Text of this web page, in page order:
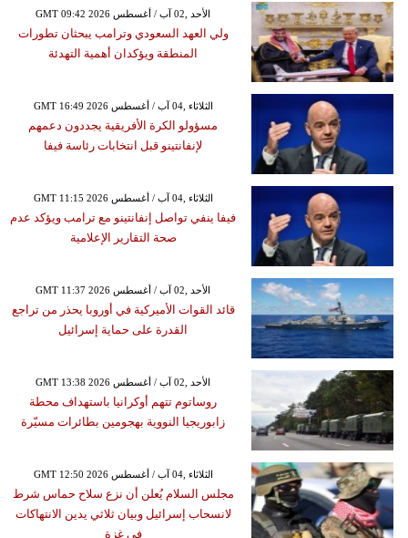
GMT 09:42 2026 الأحد ,02 آب / أغسطس
ولي العهد السعودي وترامب يبحثان تطورات
المنطقة ويؤكدان أهمية التهدئة
GMT 16:49 2026 الثلاثاء ,04 آب / أغسطس
مسؤولو الكرة الأفريقية يجددون دعمهم
لإنفانتينو قبل انتخابات رئاسة فيفا
GMT 11:15 2026 الثلاثاء ,04 آب / أغسطس
فيفا ينفي تواصل إنفانتينو مع ترامب ويؤكد عدم
صحة التقارير الإعلامية
GMT 11:37 2026 الأحد ,02 آب / أغسطس
قائد القوات الأميركية في أوروبا يحذر من تراجع
القدرة على حماية إسرائيل
GMT 13:38 2026 الأحد ,02 آب / أغسطس
روساتوم تتهم أوكرانيا باستهداف محطة
زابوريجيا النووية بهجومين بطائرات مسيّرة
GMT 12:50 2026 الثلاثاء ,04 آب / أغسطس
مجلس السلام يُعلن أن نزع سلاح حماس شرط
لانسحاب إسرائيل وبيان ثلاثي يدين الانتهاكات
في غزة